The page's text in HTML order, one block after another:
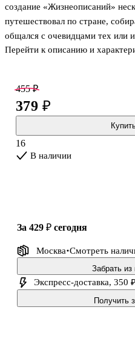
создание «Жизнеописаний»
путешествовал по стране,
общался с очевидцами тех или
переписывал и дополнял уже
информации о величайших
В ней вы найдете биографии
Микеланджело и Леонардо да
Браманте и Сандро
доступным языком,
Перейти к описанию и
455 ₽
379 ₽
16
В наличии
за 429 ₽ сегодня
Москва Смотреть
Забрать из
Экспресс-доставка, 350 ₽
Получить